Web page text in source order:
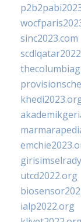
sinc2023.com
utcd2022.org
ialp2022.org